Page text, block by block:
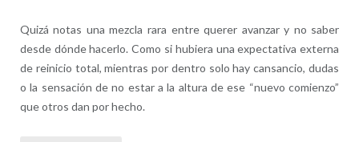
Quizá notas una mezcla rara entre querer avanzar y no saber
desde dónde hacerlo. Como si hubiera una expectativa externa
de reinicio total, mientras por dentro solo hay cansancio, dudas
o la sensación de no estar a la altura de ese “nuevo comienzo”
que otros dan por hecho.